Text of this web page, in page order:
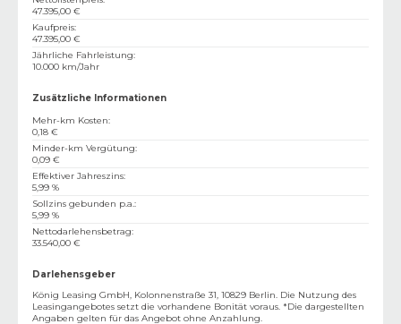
47.395,00 €
Kaufpreis:
47.395,00 €
Jährliche Fahrleistung:
10.000 km/Jahr
Zusätzliche Informationen
Mehr-km Kosten:
0,18 €
Minder-km Vergütung:
0,09 €
Effektiver Jahreszins:
5,99 %
Sollzins gebunden p.a.:
5,99 %
Nettodarlehensbetrag:
33.540,00 €
Darlehensgeber
König Leasing GmbH, Kolonnenstraße 31, 10829 Berlin. Die Nutzung des
Leasingangebotes setzt die vorhandene Bonität voraus. *Die dargestellten
Angaben gelten für das Angebot ohne Anzahlung.